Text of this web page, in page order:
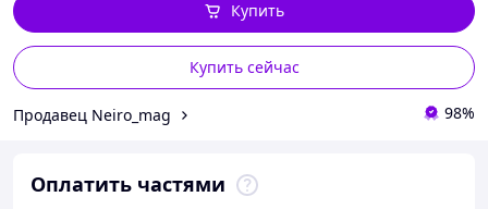
Купить сейчас
Купить
Продавец Neiro_mag 98%
Оплатить частями